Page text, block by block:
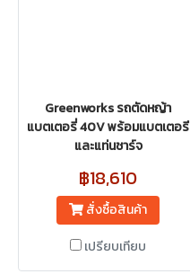
Greenworks รถตัดหญ้า
แบตเตอรี่ 40V พร้อมแบตเตอรี
และแท่นชาร์จ
฿18,610
สั่งซื้อสินค้า
เปรียบเทียบ